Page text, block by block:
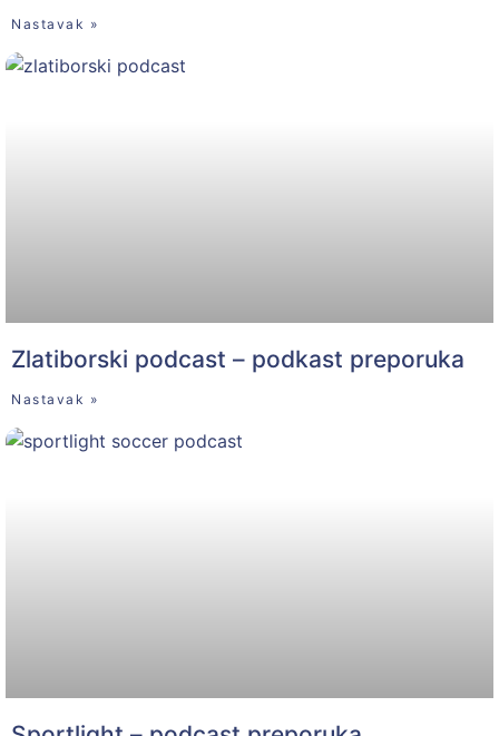
Nastavak »
Zlatiborski podcast – podkast preporuka
Nastavak »